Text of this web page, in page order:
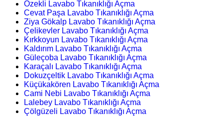
Özekli Lavabo Tıkanıklığı Açma
Cevat Paşa Lavabo Tıkanıklığı Açma
Ziya Gökalp Lavabo Tıkanıklığı Açma
Çelikevler Lavabo Tıkanıklığı Açma
Kırkkoyun Lavabo Tıkanıklığı Açma
Kaldırım Lavabo Tıkanıklığı Açma
Güleçoba Lavabo Tıkanıklığı Açma
Karaçalı Lavabo Tıkanıklığı Açma
Dokuzçeltik Lavabo Tıkanıklığı Açma
Küçükakören Lavabo Tıkanıklığı Açma
Cami Nebi Lavabo Tıkanıklığı Açma
Lalebey Lavabo Tıkanıklığı Açma
Çölgüzeli Lavabo Tıkanıklığı Açma